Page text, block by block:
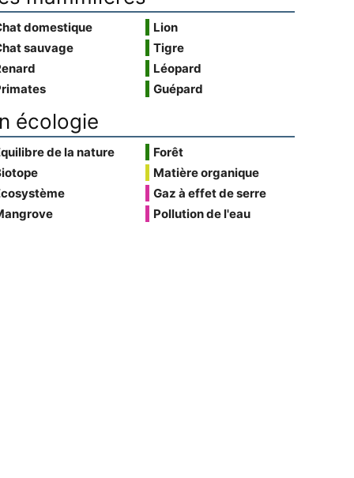
domestique
sauvage
Lion
Tigre
Léopard
Guépard
écologie
de la nature
Forêt
Matière organique
Gaz à effet de serre
Pollution de l'eau